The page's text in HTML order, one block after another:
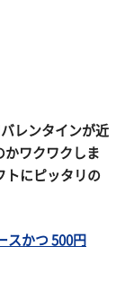
レンタインが近
かワクワクしま
トにピッタリの
スかつ 500円